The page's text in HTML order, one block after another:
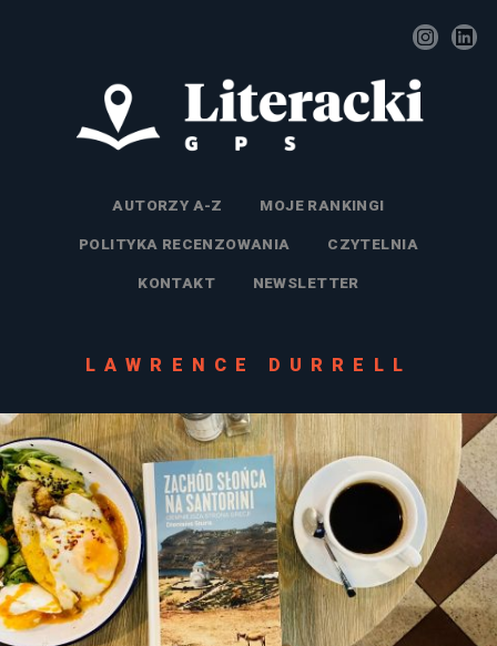
AUTORZY A-Z MOJE RANKINGI
POLITYKA RECENZOWANIA CZYTELNIA
KONTAKT NEWSLETTER
LAWRENCE DURRELL